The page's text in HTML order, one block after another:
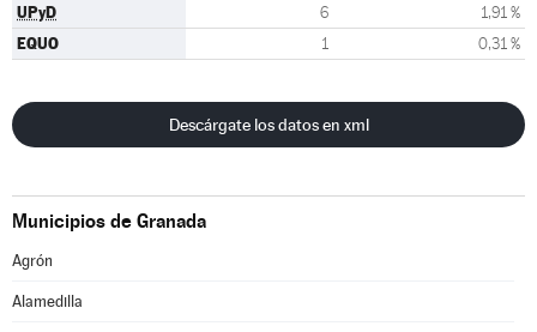
UPyD 6 1,91 %
EQUO 1 0,31 %
Descárgate los datos en xml
Municipios de Granada
Agrón
Alamedilla